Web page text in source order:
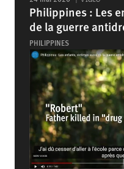
Philippines : Les
de la guerre
PHILIPPINES